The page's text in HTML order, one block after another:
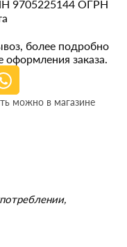
9705225144 ОГРН
более подробно
заказа.
можно в магазине